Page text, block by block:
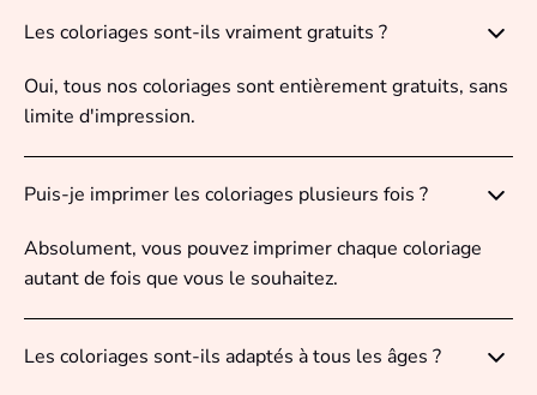
Les coloriages sont-ils vraiment gratuits ?
Oui, tous nos coloriages sont entièrement gratuits, sans
limite d'impression.
Puis-je imprimer les coloriages plusieurs fois ?
Absolument, vous pouvez imprimer chaque coloriage
autant de fois que vous le souhaitez.
Les coloriages sont-ils adaptés à tous les âges ?